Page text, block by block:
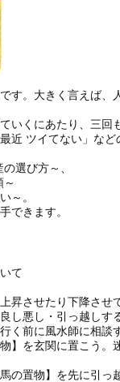
す。大きく言えば
いくにあたり、三回
近 ツイてない」な
選び方～、
～。
できます。
て
昇させたり下降さ
し悪し・引っ越し
く前に風水師に相談
】を玄関に置こう
の置物】を先に引